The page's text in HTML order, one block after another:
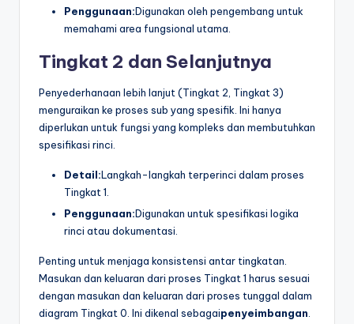
Penggunaan:Digunakan oleh pengembang untuk
memahami area fungsional utama.
Tingkat 2 dan Selanjutnya
Penyederhanaan lebih lanjut (Tingkat 2, Tingkat 3)
menguraikan ke proses sub yang spesifik. Ini hanya
diperlukan untuk fungsi yang kompleks dan membutuhkan
spesifikasi rinci.
Detail:Langkah-langkah terperinci dalam proses
Tingkat 1.
Penggunaan:Digunakan untuk spesifikasi logika
rinci atau dokumentasi.
Penting untuk menjaga konsistensi antar tingkatan.
Masukan dan keluaran dari proses Tingkat 1 harus sesuai
dengan masukan dan keluaran dari proses tunggal dalam
diagram Tingkat 0. Ini dikenal sebagaipenyeimbangan.